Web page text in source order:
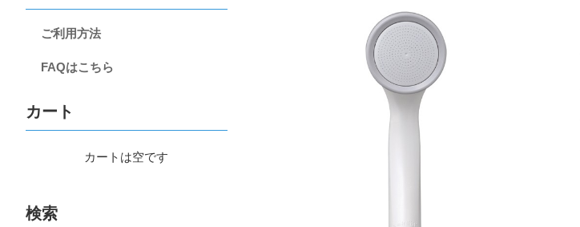
ご利用方法
FAQはこちら
カート
カートは空です
検索